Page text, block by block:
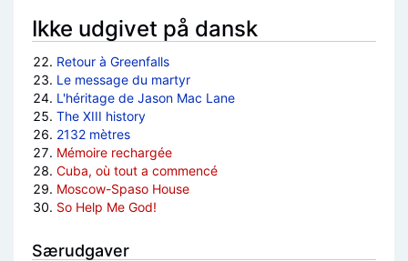
Ikke udgivet på dansk
Retour à Greenfalls
Le message du martyr
L'héritage de Jason Mac Lane
The XIII history
2132 mètres
Mémoire rechargée
Cuba, où tout a commencé
Moscow-Spaso House
So Help Me God!
Særudgaver